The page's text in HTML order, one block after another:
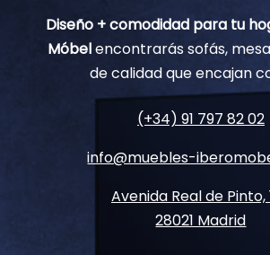
Diseño + comodidad para tu
Móbelencontrarás sofás,
de calidad que encajan
(+34) 91 797 82 02
info@muebles-
Avenida Real de Pinto,
28021 Madrid